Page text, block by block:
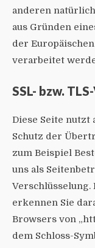
anderen
aus Gründen
der
verarbeitet
SSL- bzw.
Diese Seite nutzt
Schutz der
zum Beispiel
uns als
Verschlüsselung.
erkennen Sie
Browsers von
dem Schloss-